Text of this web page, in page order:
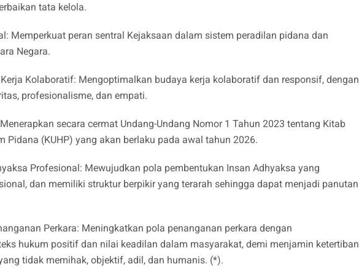
tata kelola.
Memperkuat peran sentral Kejaksaan dalam sistem peradilan pidana dan
Negara.
Kolaboratif: Mengoptimalkan budaya kerja kolaboratif dan responsif, dengan
profesionalisme, dan empati.
Menerapkan secara cermat Undang-Undang Nomor 1 Tahun 2023 tentang Kitab
Pidana (KUHP) yang akan berlaku pada awal tahun 2026.
Profesional: Mewujudkan pola pembentukan Insan Adhyaksa yang
dan memiliki struktur berpikir yang terarah sehingga dapat menjadi panutan
Perkara: Meningkatkan pola penanganan perkara dengan
hukum positif dan nilai keadilan dalam masyarakat, demi menjamin ketertiban
tidak memihak, objektif, adil, dan humanis. (*).